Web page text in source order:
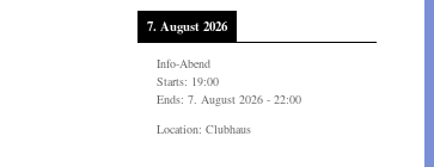
7. August 2026
Info-Abend
Starts: 19:00
Ends: 7. August 2026- 22:00
Location: Clubhaus